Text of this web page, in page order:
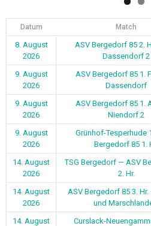
Datum Match
8. August
2026
ASV Bergedorf 85 2.
Dassendorf 2
9. August
2026
ASV Bergedorf 85 1.
Dassendorf
9. August
2026
ASV Bergedorf 85 1.
Niendorf 2
9. August
2026
Grünhof-Tesperhude
Bergedorf 85 1.
14. August
2026
TSG Bergedorf — ASV
2. Hr.
14. August
2026
ASV Bergedorf 85 3. Hr.
und
14. August
Curslack-